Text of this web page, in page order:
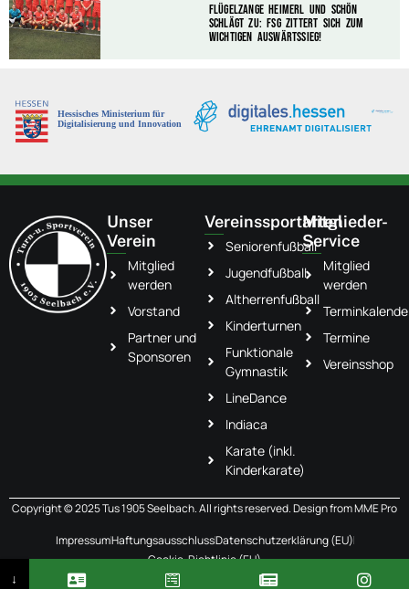
Flügelzange Heimerl und Schön
schlägt zu: FSG zittert sich zum
wichtigen Auswärtssieg!
Unser
Verein
Mitglied
werden
Vorstand
Partner und
Sponsoren
Vereinssportarten
Seniorenfußball
Jugendfußball
Altherrenfußball
Kinderturnen
Funktionale
Gymnastik
LineDance
Indiaca
Karate (inkl.
Kinderkarate)
Mitglieder-
Service
Mitglied
werden
Termine
Vereinsshop
Copyright © 2025 Tus 1905 Seelbach. All rights reserved. Design fromMME Pro
ImpressumHaftungsausschlussDatenschutzerklärung (EU)
Cookie-Richtlinie (EU)
↓